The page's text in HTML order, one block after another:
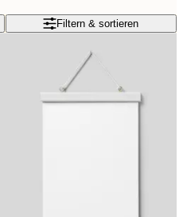
Filtern & sortieren